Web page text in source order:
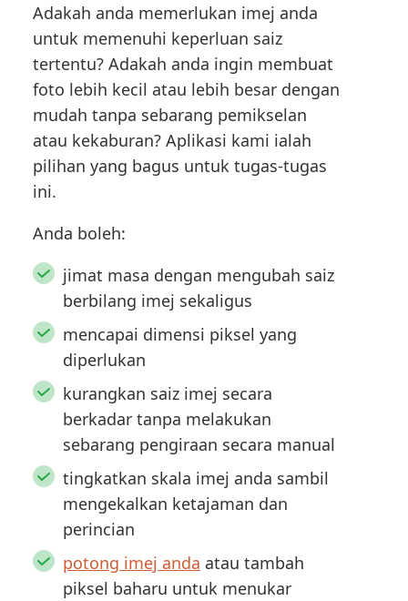
Adakah anda memerlukan imej anda
untuk memenuhi keperluan saiz
tertentu? Adakah anda ingin membuat
foto lebih kecil atau lebih besar dengan
mudah tanpa sebarang pemikselan
atau kekaburan? Aplikasi kami ialah
pilihan yang bagus untuk tugas-tugas
ini.
Anda boleh:
jimat masa dengan mengubah saiz
berbilang imej sekaligus
mencapai dimensi piksel yang
diperlukan
kurangkan saiz imej secara
berkadar tanpa melakukan
sebarang pengiraan secara manual
tingkatkan skala imej anda sambil
mengekalkan ketajaman dan
perincian
potong imej anda atau tambah
piksel baharu untuk menukar